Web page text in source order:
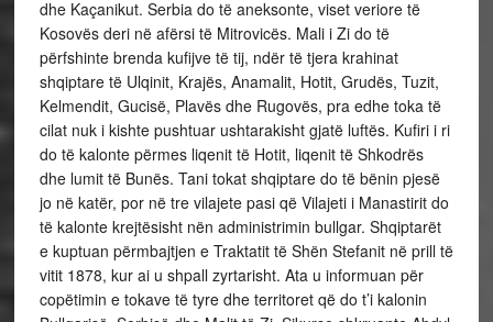
dhe Kaçanikut. Serbia do të aneksonte, viset veriore të
Kosovës deri në afërsi të Mitrovicës. Mali i Zi do të
përfshinte brenda kufijve të tij, ndër të tjera krahinat
shqiptare të Ulqinit, Krajës, Anamalit, Hotit, Grudës, Tuzit,
Kelmendit, Gucisë, Plavës dhe Rugovës, pra edhe toka të
cilat nuk i kishte pushtuar ushtarakisht gjatë luftës. Kufiri i ri
do të kalonte përmes liqenit të Hotit, liqenit të Shkodrës
dhe lumit të Bunës. Tani tokat shqiptare do të bënin pjesë
jo në katër, por në tre vilajete pasi që Vilajeti i Manastirit do
të kalonte krejtësisht nën administrimin bullgar. Shqiptarët
e kuptuan përmbajtjen e Traktatit të Shën Stefanit në prill të
vitit 1878, kur ai u shpall zyrtarisht. Ata u informuan për
copëtimin e tokave të tyre dhe territoret që do t’i kalonin